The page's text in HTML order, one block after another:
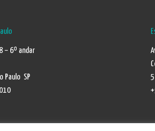
– 6º andar
Paulo SP